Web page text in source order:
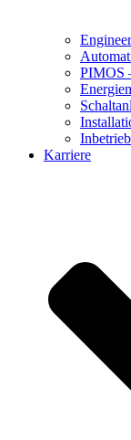
PIMOS
Karriere